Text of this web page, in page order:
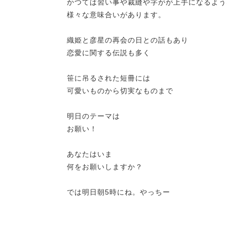
かつては習い事や裁縫や字がが上手になるよ
様々な意味合いがあります。
織姫と彦星の再会の日との話もあり
恋愛に関する伝説も多く
笹に吊るされた短冊には
可愛いものから切実なものまで
明日のテーマは
お願い！
あなたはいま
何をお願いしますか？
では明日朝5時にね。やっちー